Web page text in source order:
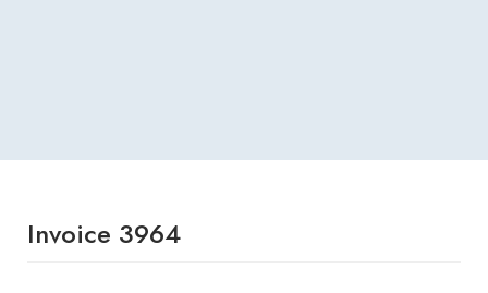
Invoice 3964